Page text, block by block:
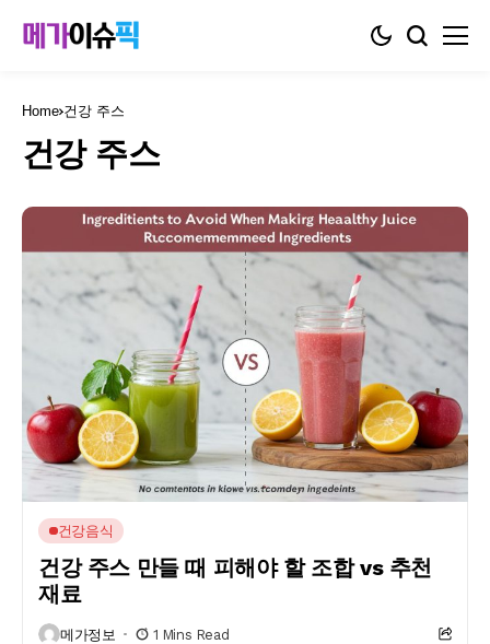
Home 건강 주스
건강 주스
건강음식
건강 주스 만들 때 피해야 할 조합 vs 추천
재료
메가정보 1 Mins Read